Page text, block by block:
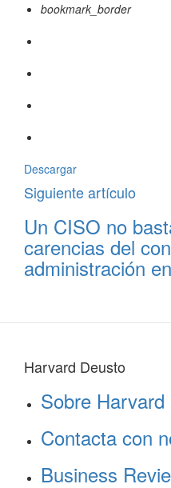
bookmark_border
Descargar
Siguiente artículo
Un CISO no
carencias del
administración
Harvard Deusto
Sobre
Contacta con
Business